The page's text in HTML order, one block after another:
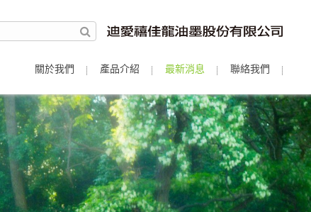
關於我們 產品介紹 最新消息 聯絡我們